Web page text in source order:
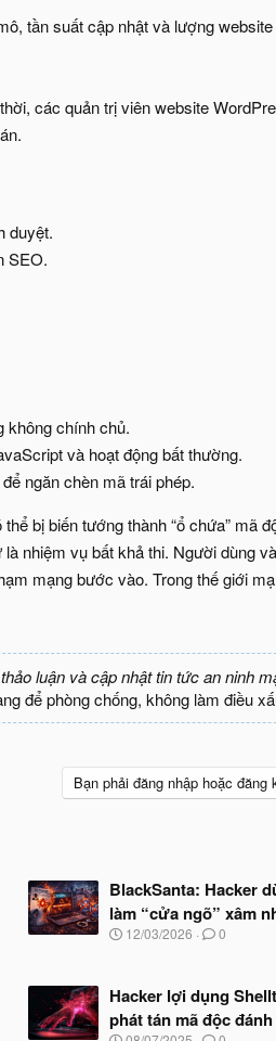
tần suất cập nhật và lượng
các quản trị viên website
duyệt.
SEO.
không chính chủ.
và hoạt động bất thường.
ngăn chèn mã trái phép.
bị biến tướng thành “ổ chứa” mã
nhiệm vụ bất khả thi. Người dùng
mạng bước vào. Trong thế giới
luận và cập nhật tin tức an ninh
để phòng chống, không làm điều
Bạn phải đăng nhập hoặc đăng
BlackSanta: Hacker
làm “cửa ngõ” xâm
N
b
ắ
t
12/03/2026 0
Hacker lợi dụng
phát tán mã độc